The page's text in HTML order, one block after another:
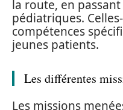
la route, en passant
pédiatriques.
compétences
jeunes patients.
Les différentes
Les missions